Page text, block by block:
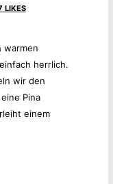
LIKES
warmen
herrlich.
wir den
Pina
einem